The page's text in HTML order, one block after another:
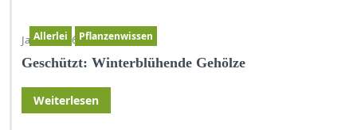
Allerlei Pflanzenwissen
Jan. 17,2026
Geschützt: Winterblühende Gehölze
Weiterlesen